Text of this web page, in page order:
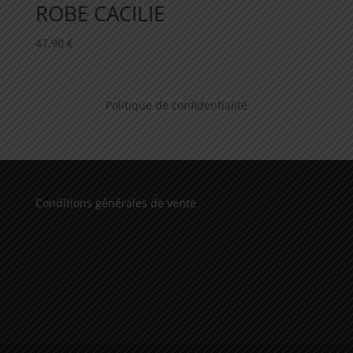
ROBE CACILIE
47,90 €
Politique de confidentialité
Conditions générales de vente